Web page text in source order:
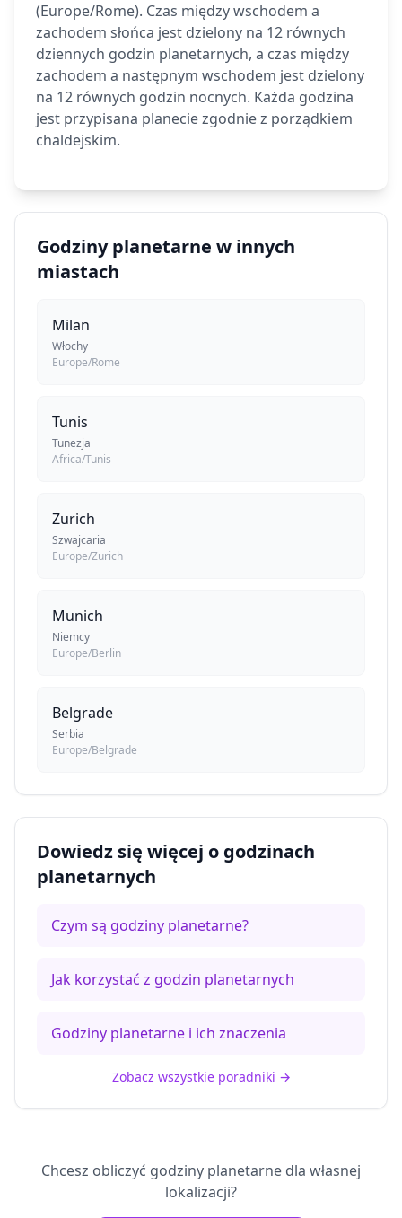
(Europe/Rome). Czas między wschodem a
zachodem słońca jest dzielony na 12 równych
dziennych godzin planetarnych, a czas między
zachodem a następnym wschodem jest dzielony
na 12 równych godzin nocnych. Każda godzina
jest przypisana planecie zgodnie z porządkiem
chaldejskim.
Godziny planetarne w innych
miastach
Milan
Włochy
Europe/Rome
Tunis
Tunezja
Africa/Tunis
Zurich
Szwajcaria
Europe/Zurich
Munich
Niemcy
Europe/Berlin
Belgrade
Serbia
Europe/Belgrade
Dowiedz się więcej o godzinach
planetarnych
Czym są godziny planetarne?
Jak korzystać z godzin planetarnych
Godziny planetarne i ich znaczenia
Zobacz wszystkie poradniki →
Chcesz obliczyć godziny planetarne dla własnej
lokalizacji?